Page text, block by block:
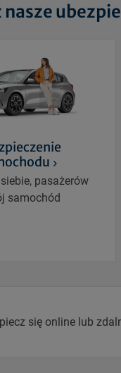
nasze
pasażerów
samochód
się online lub